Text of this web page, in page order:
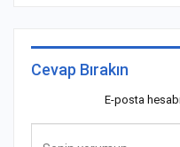
Cevap Bırakın
E-posta